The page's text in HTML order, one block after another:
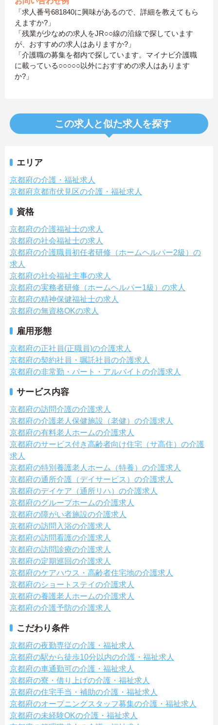
「求人番号681840に興味があるので、詳細を教えてもら
えますか?」
「残業が少なめの求人をJR○○線の沿線で探しています
が、おすすめの求人はありますか?」
「介護職の募集を都内で探しています。マイナビ介護職
に載っている○○○○○以外におすすめの求人はあります
か?」
この求人と似た求人を探す
エリア
京都府の介護・福祉求人
京都府京都市伏見区の介護・福祉求人
資格
京都府の介護福祉士の求人
京都府の社会福祉士の求人
京都府の介護職員初任者研修（ホームヘルパー2級）の
求人
京都府の社会福祉主事の求人
京都府の実務者研修（ホームヘルパー1級）の求人
京都府の精神保健福祉士の求人
京都府の無資格OKの求人
雇用形態
京都府の正社員(正職員)の介護求人
京都府の契約社員・嘱託社員の介護求人
京都府の非常勤・パート・アルバイトの介護求人
サービス内容
京都府の訪問介護の介護求人
京都府の介護老人保健施設（老健）の介護求人
京都府の有料老人ホームの介護求人
京都府のサービス付き高齢者向け住宅（サ高住）の介護
求人
京都府の特別養護老人ホーム（特養）の介護求人
京都府の通所介護（デイサービス）の介護求人
京都府のデイケア（通所リハ）の介護求人
京都府のグループホームの介護求人
京都府の障がい者施設の介護求人
京都府の訪問入浴の介護求人
京都府の訪問看護の介護求人
京都府の訪問診療の介護求人
京都府の定期巡回の介護求人
京都府のケアハウス・高齢者住宅地の介護求人
京都府のショートステイの介護求人
京都府の養護老人ホームの介護求人
京都府の介護予防の介護求人
こだわり条件
京都府の夜勤専従の介護・福祉求人
京都府の駅から徒歩10分以内の介護・福祉求人
京都府の車通勤可の介護・福祉求人
京都府の寮・借り上げの介護・福祉求人
京都府の住宅手当・補助の介護・福祉求人
京都府のオープニングスタッフ募集の介護・福祉求人
京都府の未経験OKの介護・福祉求人